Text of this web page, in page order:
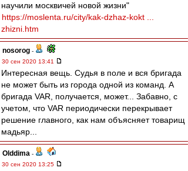
научили москвичей новой жизни"
https://moslenta.ru/city/kak-dzhaz-kokt ...
zhizni.htm
nosorog -
30 сен 2020 13:41
Интересная вещь. Судья в поле и вся бригада
не может быть из города одной из команд. А
бригада VAR, получается, может... Забавно, с
учетом, что VAR периодически перекрывает
решение главного, как нам объясняет товарищ
мадьяр...
Olddima -
30 сен 2020 13:25